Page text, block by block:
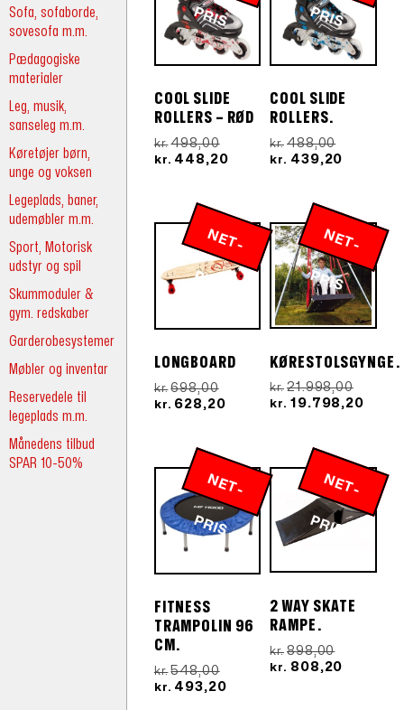
Sofa, sofaborde,
sovesofa m.m.
Pædagogiske
materialer
Leg, musik,
sanseleg m.m.
Køretøjer børn,
unge og voksen
Legeplads, baner,
udemøbler m.m.
Sport, Motorisk
udstyr og spil
Skummoduler &
gym. redskaber
Garderobesystemer
Møbler og inventar
Reservedele til
legeplads m.m.
Månedens tilbud
SPAR 10-50%
P
IS
COOL SLIDE
ROLLERS – RØD
kr. 498,00Den
oprindelige
kr. 448,20Den
kr.448,20.
P
IS
COOL SLIDE
ROLLERS.
kr. 488,00Den
kr.488,00.
kr. 439,20
N
E
T
-
P
R
IS
LONGBOARD
kr. 698,00Den
oprindelige
kr.698,00.
kr. 628,20Den
kr.628,20.
N
E
T
-
P
R
IS
KØRESTOLSGYNGE.
kr. 21.998,00Den
kr. 19.798,20Den
N
E
T
-
P
R
IS
FITNESS
TRAMPOLIN 96
CM.
kr. 548,00Den
oprindelige
kr. 493,20Den
N
E
T
-
P
R
IS
2 WAY SKATE
RAMPE.
kr. 898,00Den
kr. 808,20